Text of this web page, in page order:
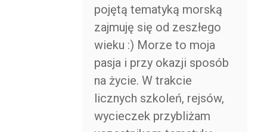
pojętą tematyką morską
zajmuję się od zeszłego
wieku :) Morze to moja
pasja i przy okazji sposób
na życie. W trakcie
licznych szkoleń, rejsów,
wycieczek przybliżam